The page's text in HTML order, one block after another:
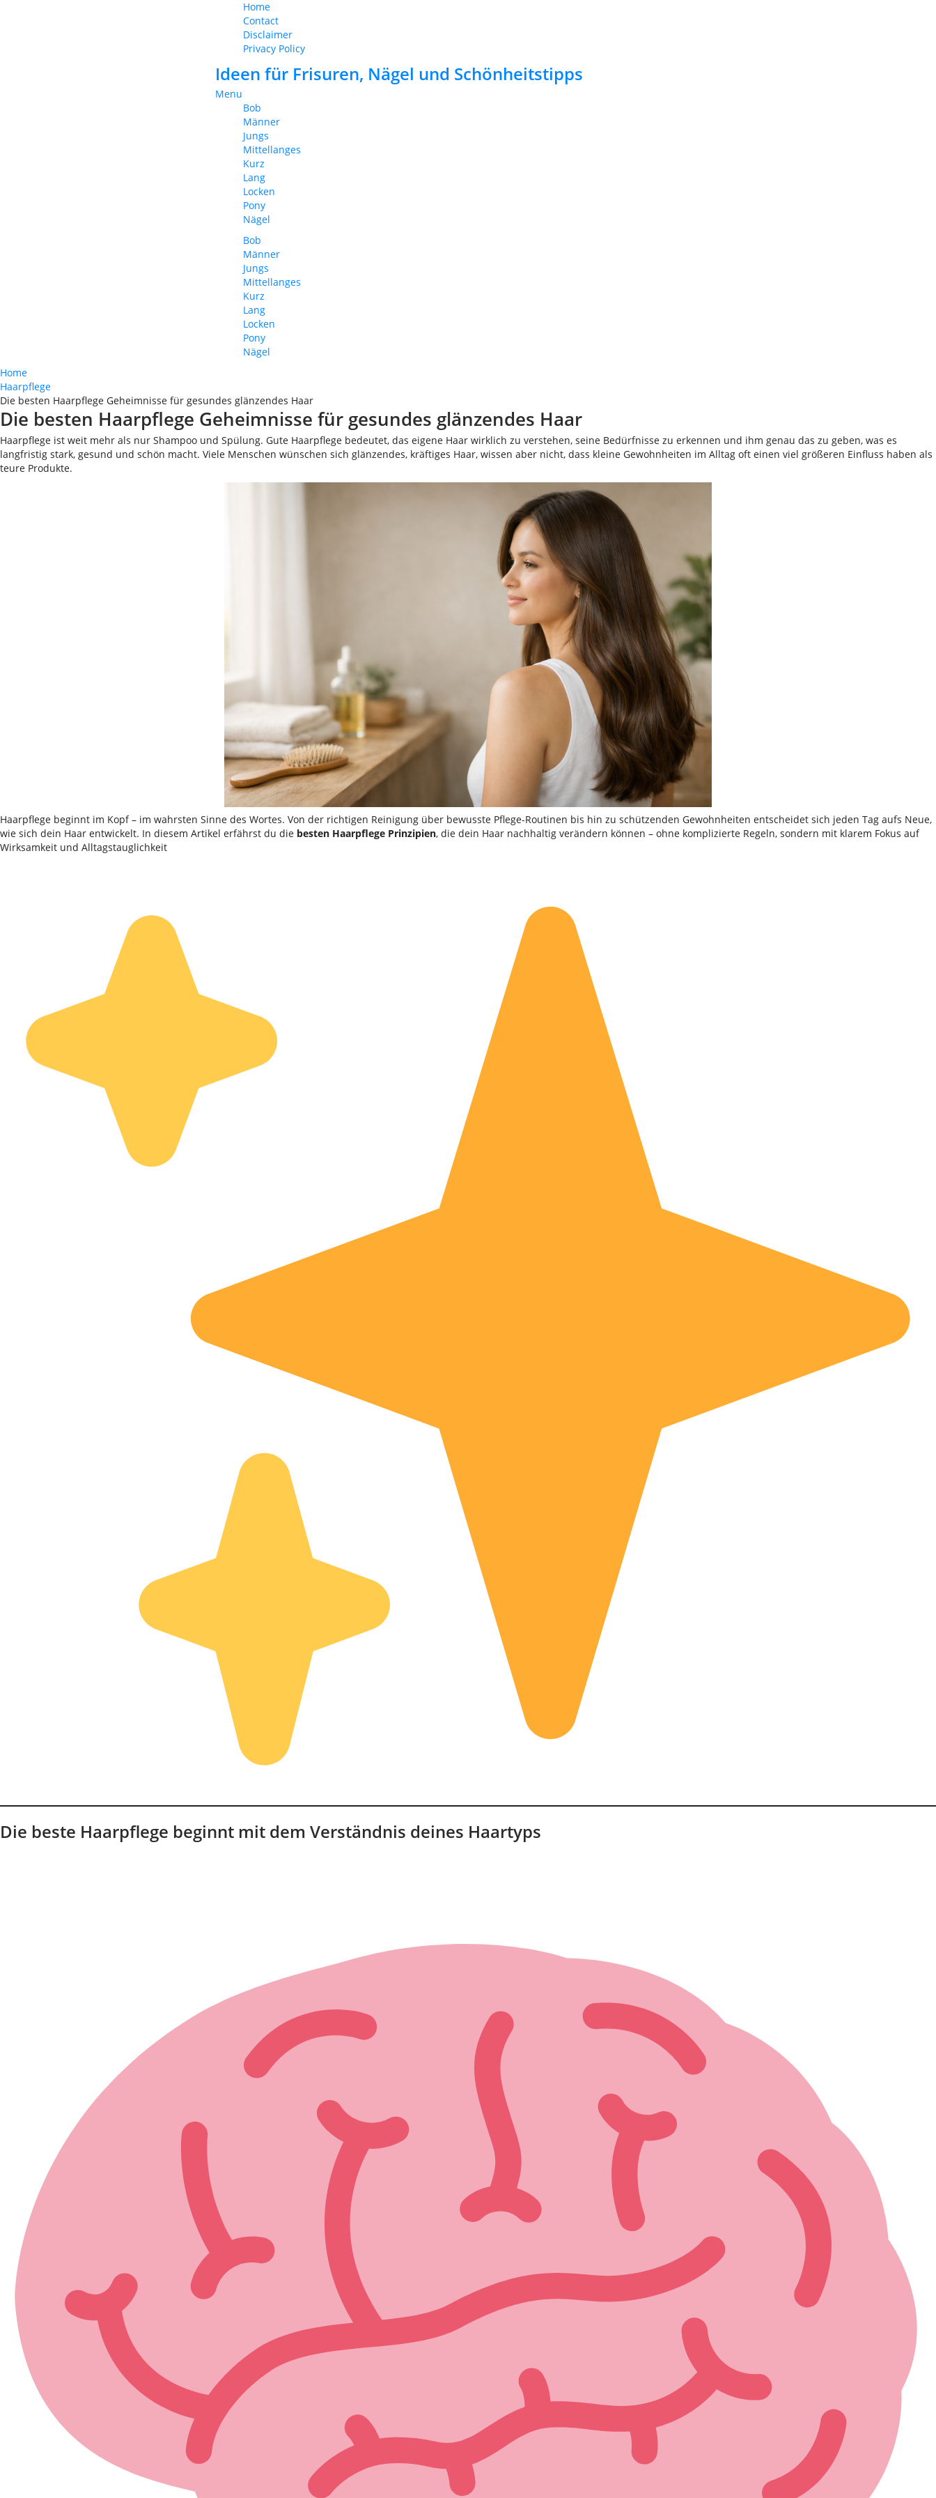
Home
Contact
Disclaimer
Privacy Policy
Ideen für Frisuren, Nägel und Schönheitstipps
Menu
Bob
Männer
Jungs
Mittellanges
Kurz
Lang
Locken
Pony
Nägel
Bob
Männer
Jungs
Mittellanges
Kurz
Lang
Locken
Pony
Nägel
Home
Haarpflege
Die besten Haarpflege Geheimnisse für gesundes glänzendes Haar
Die besten Haarpflege Geheimnisse für gesundes glänzendes Haar
Haarpflege ist weit mehr als nur Shampoo und Spülung. Gute Haarpflege bedeutet, das eigene Haar wirklich zu verstehen, seine Bedürfnisse zu erkennen und ihm genau das zu geben, was es
langfristig stark, gesund und schön macht. Viele Menschen wünschen sich glänzendes, kräftiges Haar, wissen aber nicht, dass kleine Gewohnheiten im Alltag oft einen viel größeren Einfluss haben als
teure Produkte.
Haarpflege beginnt im Kopf – im wahrsten Sinne des Wortes. Von der richtigen Reinigung über bewusste Pflege-Routinen bis hin zu schützenden Gewohnheiten entscheidet sich jeden Tag aufs Neue,
wie sich dein Haar entwickelt. In diesem Artikel erfährst du die besten Haarpflege Prinzipien, die dein Haar nachhaltig verändern können – ohne komplizierte Regeln, sondern mit klarem Fokus auf
Wirksamkeit und Alltagstauglichkeit
Die beste Haarpflege beginnt mit dem Verständnis deines Haartyps